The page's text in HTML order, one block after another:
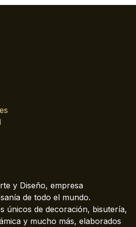
y Diseño, empresa
de todo el mundo.
únicos de decoración, bisutería,
y mucho más, elaborados